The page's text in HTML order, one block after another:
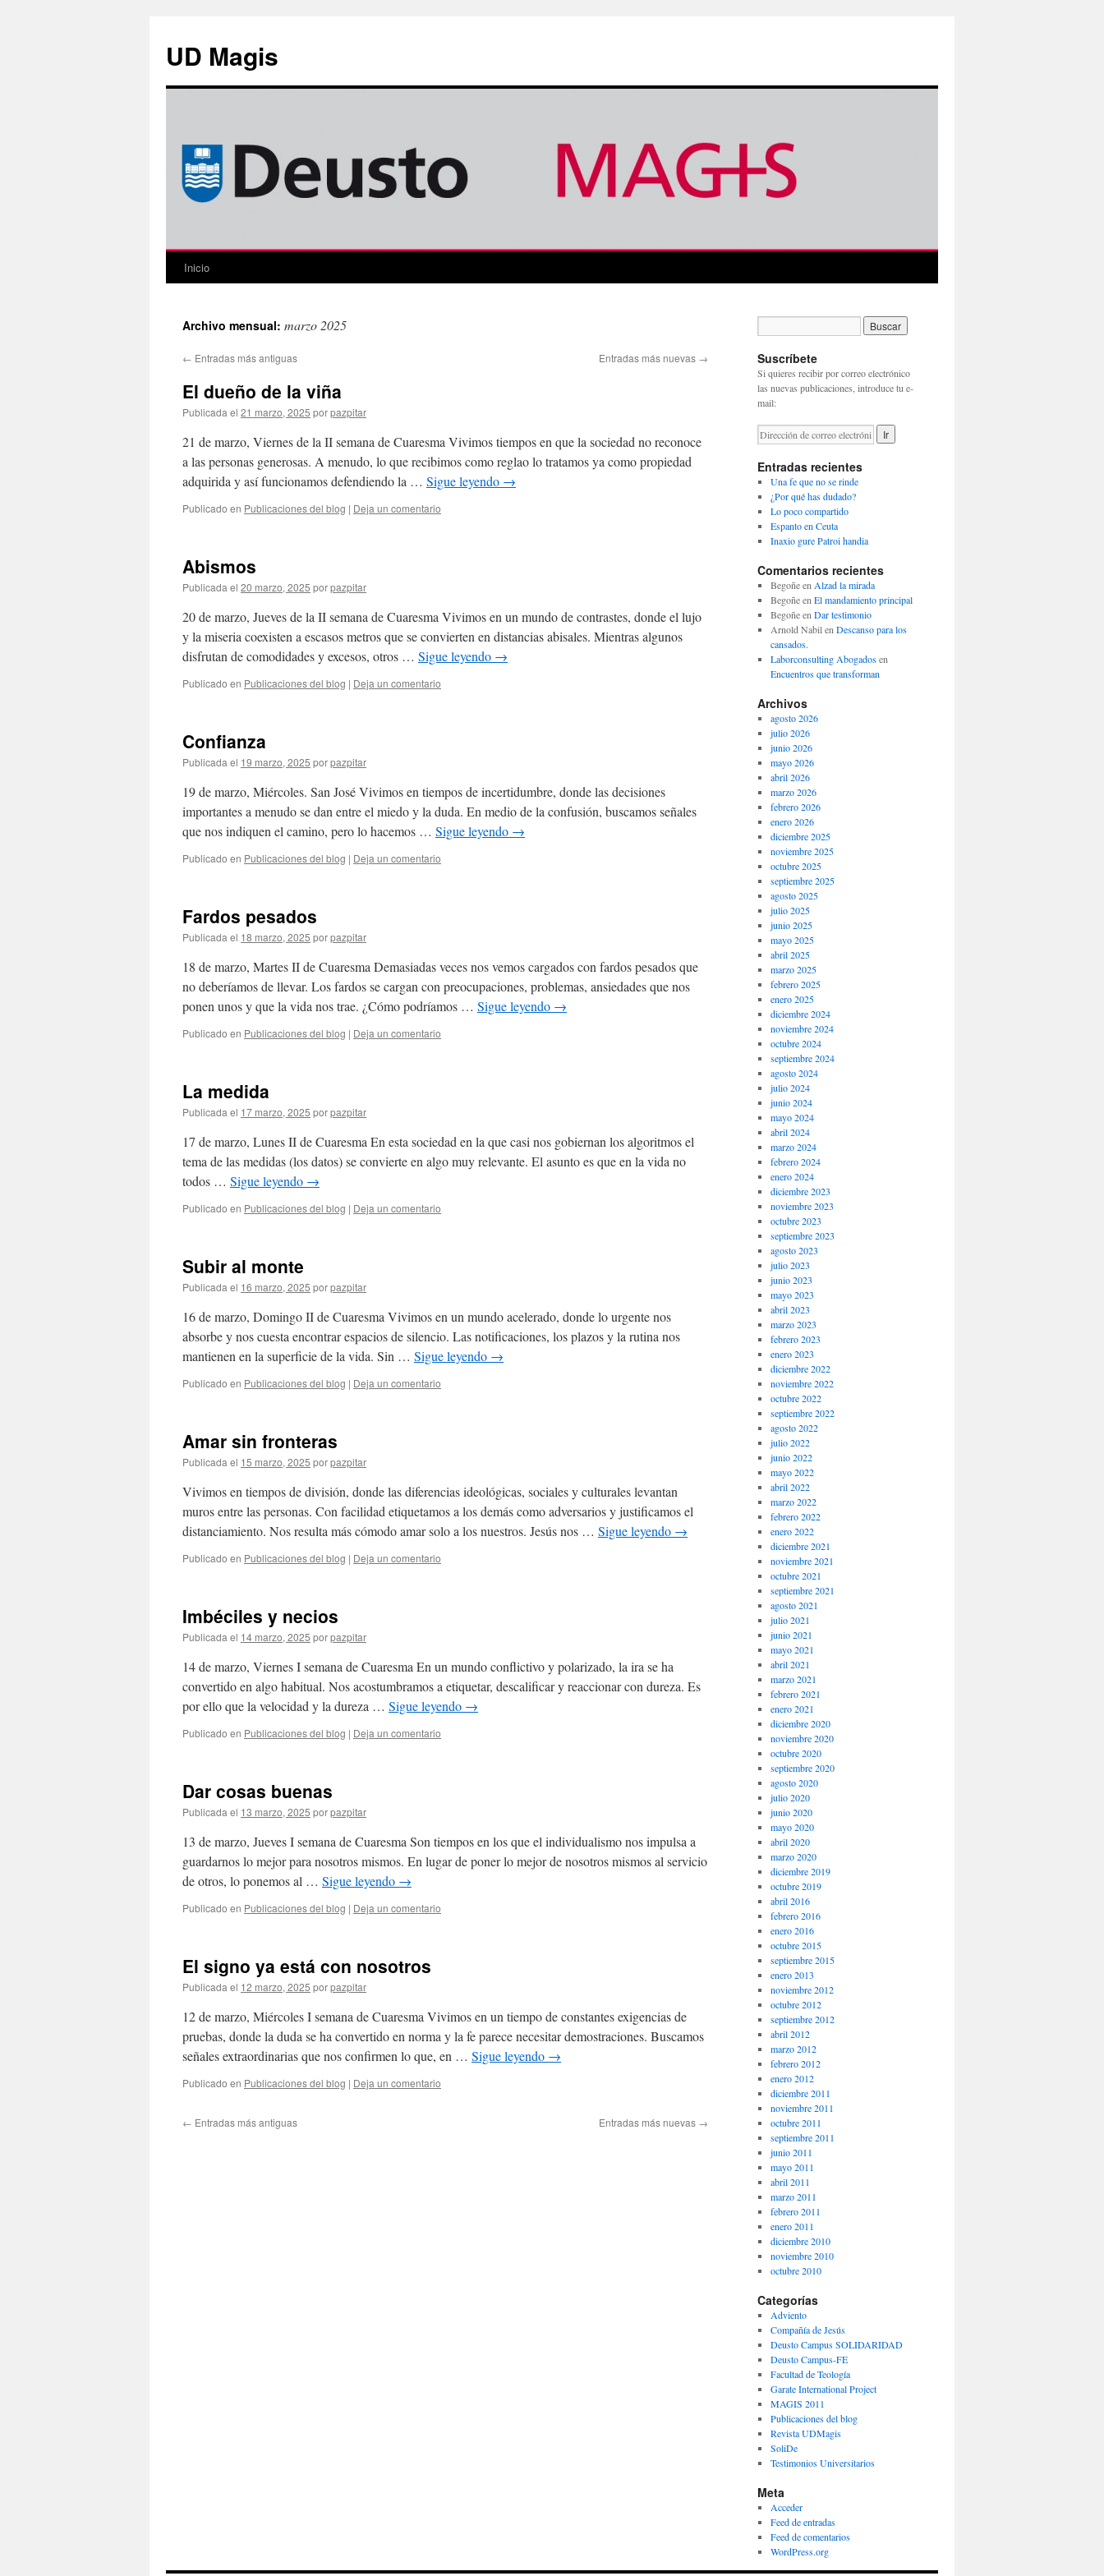
contenido
UD Magis
Inicio
Archivo mensual: marzo 2025
← Entradas más antiguas Entradas más nuevas →
El dueño de la viña
Publicada el 21 marzo, 2025 porpazpitar
21 de marzo, Viernes de la II semana de Cuaresma Vivimos tiempos en que la sociedad no reconoce
a las personas generosas. A menudo, lo que recibimos como reglao lo tratamos ya como propiedad
adquirida y así funcionamos defendiendo la … Sigue leyendo →
Publicado en Publicaciones del blog | Deja un comentario
Abismos
Publicada el 20 marzo, 2025 porpazpitar
20 de marzo, Jueves de la II semana de Cuaresma Vivimos en un mundo de contrastes, donde el lujo
y la miseria coexisten a escasos metros que se convierten en distancias abisales. Mientras algunos
disfrutan de comodidades y excesos, otros … Sigue leyendo →
Publicado en Publicaciones del blog | Deja un comentario
Confianza
Publicada el 19 marzo, 2025 porpazpitar
19 de marzo, Miércoles. San José Vivimos en tiempos de incertidumbre, donde las decisiones
importantes a menudo se dan entre el miedo y la duda. En medio de la confusión, buscamos señales
que nos indiquen el camino, pero lo hacemos … Sigue leyendo →
Publicado en Publicaciones del blog | Deja un comentario
Fardos pesados
Publicada el 18 marzo, 2025 porpazpitar
18 de marzo, Martes II de Cuaresma Demasiadas veces nos vemos cargados con fardos pesados que
no deberíamos de llevar. Los fardos se cargan con preocupaciones, problemas, ansiedades que nos
ponen unos y que la vida nos trae. ¿Cómo podríamos … Sigue leyendo →
Publicado en Publicaciones del blog | Deja un comentario
La medida
Publicada el 17 marzo, 2025 porpazpitar
17 de marzo, Lunes II de Cuaresma En esta sociedad en la que casi nos gobiernan los algoritmos el
tema de las medidas (los datos) se convierte en algo muy relevante. El asunto es que en la vida no
todos … Sigue leyendo →
Publicado en Publicaciones del blog | Deja un comentario
Subir al monte
Publicada el 16 marzo, 2025 porpazpitar
16 de marzo, Domingo II de Cuaresma Vivimos en un mundo acelerado, donde lo urgente nos
absorbe y nos cuesta encontrar espacios de silencio. Las notificaciones, los plazos y la rutina nos
mantienen en la superficie de la vida. Sin … Sigue leyendo →
Publicado en Publicaciones del blog | Deja un comentario
Amar sin fronteras
Publicada el 15 marzo, 2025 porpazpitar
Vivimos en tiempos de división, donde las diferencias ideológicas, sociales y culturales levantan
muros entre las personas. Con facilidad etiquetamos a los demás como adversarios y justificamos el
distanciamiento. Nos resulta más cómodo amar solo a los nuestros. Jesús nos … Sigue leyendo →
Publicado en Publicaciones del blog | Deja un comentario
Imbéciles y necios
Publicada el 14 marzo, 2025 porpazpitar
14 de marzo, Viernes I semana de Cuaresma En un mundo conflictivo y polarizado, la ira se ha
convertido en algo habitual. Nos acostumbramos a etiquetar, descalificar y reaccionar con dureza. Es
por ello que la velocidad y la dureza … Sigue leyendo →
Publicado en Publicaciones del blog | Deja un comentario
Dar cosas buenas
Publicada el 13 marzo, 2025 porpazpitar
13 de marzo, Jueves I semana de Cuaresma Son tiempos en los que el individualismo nos impulsa a
guardarnos lo mejor para nosotros mismos. En lugar de poner lo mejor de nosotros mismos al servicio
de otros, lo ponemos al … Sigue leyendo →
Publicado en Publicaciones del blog | Deja un comentario
El signo ya está con nosotros
Publicada el 12 marzo, 2025 porpazpitar
12 de marzo, Miércoles I semana de Cuaresma Vivimos en un tiempo de constantes exigencias de
pruebas, donde la duda se ha convertido en norma y la fe parece necesitar demostraciones. Buscamos
señales extraordinarias que nos confirmen lo que, en … Sigue leyendo →
Publicado en Publicaciones del blog | Deja un comentario
← Entradas más antiguas Entradas más nuevas →
Suscríbete
Si quieres recibir por correo electrónico
las nuevas publicaciones, introduce tu e-
mail:
Entradas recientes
Una fe que no se rinde
¿Por qué has dudado?
Lo poco compartido
Espanto en Ceuta
Inaxio gure Patroi handia
Comentarios recientes
Begoñeen Alzad la mirada
Begoñeen El mandamiento principal
Begoñeen Dar testimonio
Arnold Nabilen Descanso para los
cansados.
Laborconsulting Abogadosen
Encuentros que transforman
Archivos
agosto 2026
julio 2026
junio 2026
mayo 2026
abril 2026
marzo 2026
febrero 2026
enero 2026
diciembre 2025
noviembre 2025
octubre 2025
septiembre 2025
agosto 2025
julio 2025
junio 2025
mayo 2025
abril 2025
marzo 2025
febrero 2025
enero 2025
diciembre 2024
noviembre 2024
octubre 2024
septiembre 2024
agosto 2024
julio 2024
junio 2024
mayo 2024
abril 2024
marzo 2024
febrero 2024
enero 2024
diciembre 2023
noviembre 2023
octubre 2023
septiembre 2023
agosto 2023
julio 2023
junio 2023
mayo 2023
abril 2023
marzo 2023
febrero 2023
enero 2023
diciembre 2022
noviembre 2022
octubre 2022
septiembre 2022
agosto 2022
julio 2022
junio 2022
mayo 2022
abril 2022
marzo 2022
febrero 2022
enero 2022
diciembre 2021
noviembre 2021
octubre 2021
septiembre 2021
agosto 2021
julio 2021
junio 2021
mayo 2021
abril 2021
marzo 2021
febrero 2021
enero 2021
diciembre 2020
noviembre 2020
octubre 2020
septiembre 2020
agosto 2020
julio 2020
junio 2020
mayo 2020
abril 2020
marzo 2020
diciembre 2019
octubre 2019
abril 2016
febrero 2016
enero 2016
octubre 2015
septiembre 2015
enero 2013
noviembre 2012
octubre 2012
septiembre 2012
abril 2012
marzo 2012
febrero 2012
enero 2012
diciembre 2011
noviembre 2011
octubre 2011
septiembre 2011
junio 2011
mayo 2011
abril 2011
marzo 2011
febrero 2011
enero 2011
diciembre 2010
noviembre 2010
octubre 2010
Categorías
Adviento
Compañía de Jesús
Deusto Campus SOLIDARIDAD
Deusto Campus-FE
Facultad de Teología
Garate International Project
MAGIS 2011
Publicaciones del blog
Revista UDMagis
SoliDe
Testimonios Universitarios
Meta
Acceder
Feed de entradas
Feed de comentarios
WordPress.org